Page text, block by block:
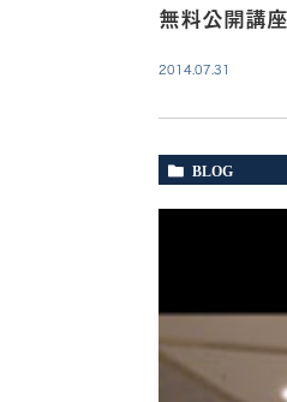
無料公開講
2014.07.31
BLOG